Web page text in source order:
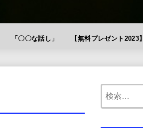
「〇〇な話し」 【無料プレゼント2023】